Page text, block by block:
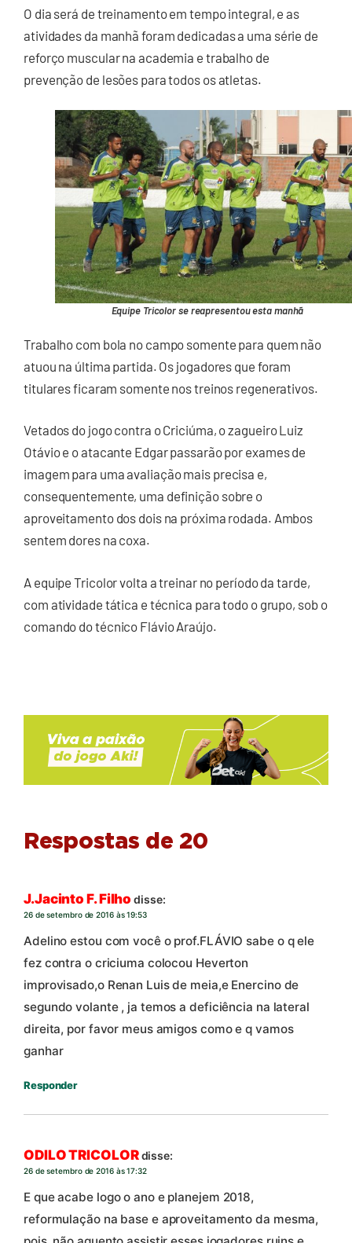
O dia será de treinamento em tempo integral, e as
atividades da manhã foram dedicadas a uma série de
reforço muscular na academia e trabalho de
prevenção de lesões para todos os atletas.
Equipe Tricolor se reapresentou esta manhã
Trabalho com bola no campo somente para quem não
atuou na última partida. Os jogadores que foram
titulares ficaram somente nos treinos regenerativos.
Vetados do jogo contra o Criciúma, o zagueiro Luiz
Otávio e o atacante Edgar passarão por exames de
imagem para uma avaliação mais precisa e,
consequentemente, uma definição sobre o
aproveitamento dos dois na próxima rodada. Ambos
sentem dores na coxa.
A equipe Tricolor volta a treinar no período da tarde,
com atividade tática e técnica para todo o grupo, sob o
comando do técnico Flávio Araújo.
Respostas de 20
J.Jacinto F. Filho disse:
26 de setembro de 2016 às 19:53
Adelino estou com você o prof.FLÁVIO sabe o q ele
fez contra o criciuma colocou Heverton
improvisado,o Renan Luis de meia,e Enercino de
segundo volante , ja temos a deficiência na lateral
direita, por favor meus amigos como e q vamos
ganhar
Responder
ODILO TRICOLORdisse:
26 de setembro de 2016 às 17:32
E que acabe logo o ano e planejem 2018,
reformulação na base e aproveitamento da mesma,